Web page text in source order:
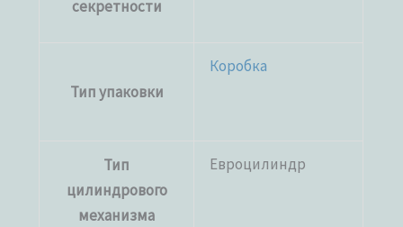
секретности
Тип упаковки
Коробка
Тип
цилиндрового
механизма
Евроцилиндр